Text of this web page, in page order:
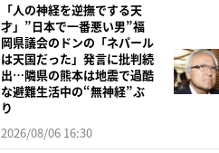
「人の神経を逆撫でする天
才」”日本で一番悪い男”福
岡県議会のドンの「ネパール
は天国だった」発言に批判続
出…隣県の熊本は地震で過酷
な避難生活中の“無神経”ぶ
り
2026/08/06 16:30